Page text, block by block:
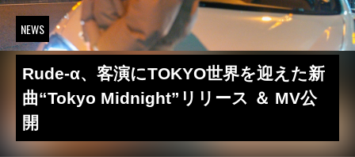
NEWS
Rude-α、客演にTOKYO世界を迎えた新
曲“Tokyo Midnight”リリース ＆ MV公
開